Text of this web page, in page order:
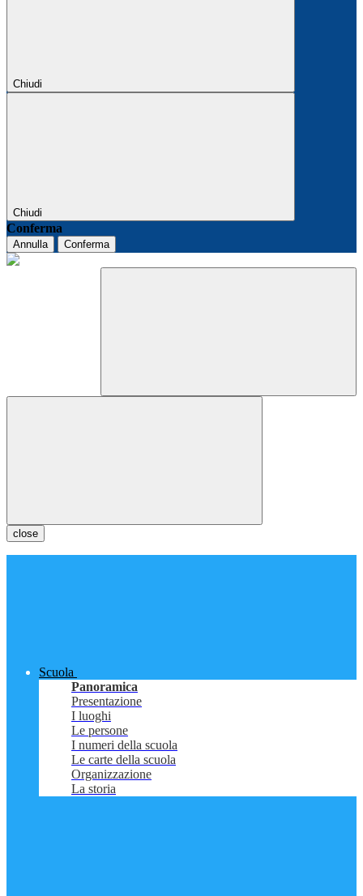
Chiudi
Chiudi
Conferma
Annulla Conferma
close
Scuola
Panoramica
Presentazione
I luoghi
Le persone
I numeri della scuola
Le carte della scuola
Organizzazione
La storia